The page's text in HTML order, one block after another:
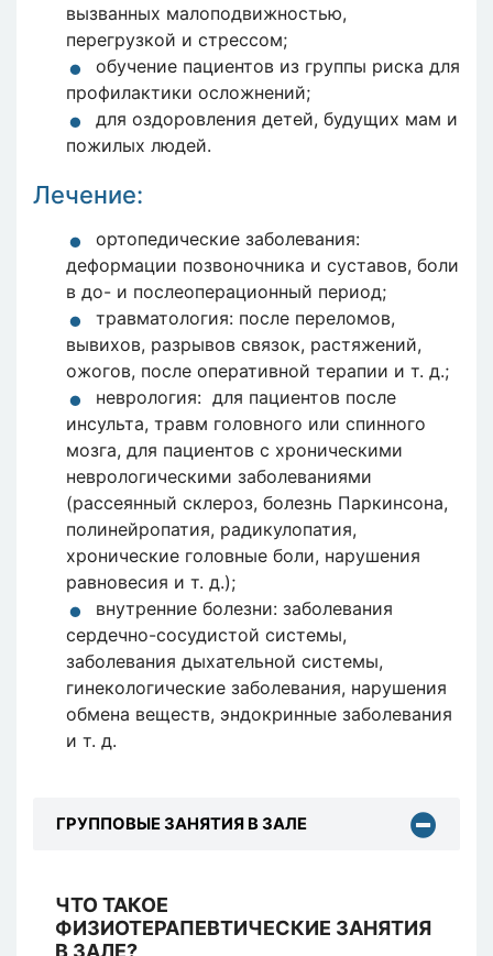
вызванных малоподвижностью,
перегрузкой и стрессом;
обучение пациентов из группы риска для
профилактики осложнений;
для оздоровления детей, будущих мам и
пожилых людей.
Лечение:
ортопедические заболевания:
деформации позвоночника и суставов, боли
в до- и послеоперационный период;
травматология: после переломов,
вывихов, разрывов связок, растяжений,
ожогов, после оперативной терапии и т. д.;
неврология: для пациентов после
инсульта, травм головного или спинного
мозга, для пациентов с хроническими
неврологическими заболеваниями
(рассеянный склероз, болезнь Паркинсона,
полинейропатия, радикулопатия,
хронические головные боли, нарушения
равновесия и т. д.);
внутренние болезни: заболевания
сердечно-сосудистой системы,
заболевания дыхательной системы,
гинекологические заболевания, нарушения
обмена веществ, эндокринные заболевания
и т. д.
ГРУППОВЫЕ ЗАНЯТИЯ В ЗАЛЕ
ЧТО ТАКОЕ
ФИЗИОТЕРАПЕВТИЧЕСКИЕ ЗАНЯТИЯ
В ЗАЛЕ?